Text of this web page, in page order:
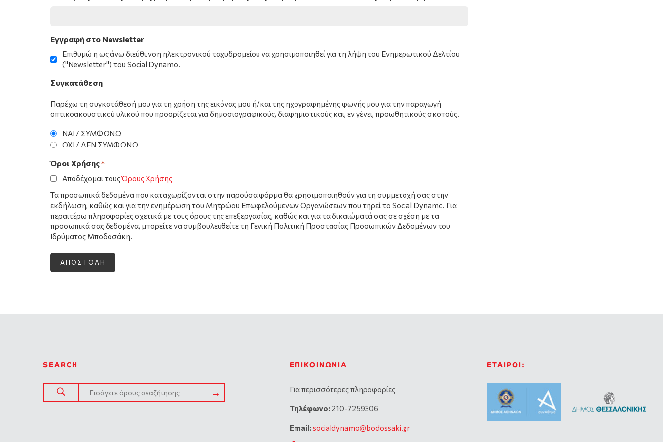
Εγγραφή στο Newsletter
Επιθυμώ η ως άνω διεύθυνση ηλεκτρονικού ταχυδρομείου να χρησιμοποιηθεί για τη λήψη του Ενημερωτικού Δελτίου
("Νewsletter") του Social Dynamo.
Συγκατάθεση
Παρέχω τη συγκατάθεσή μου για τη χρήση της εικόνας μου ή/και της ηχογραφημένης φωνής μου για την παραγωγή
οπτικοακουστικού υλικού που προορίζεται για δημοσιογραφικούς, διαφημιστικούς και, εν γένει, προωθητικούς σκοπούς.
ΝΑΙ / ΣΥΜΦΩΝΩ
ΟΧΙ / ΔΕΝ ΣΥΜΦΩΝΩ
Όροι Χρήσης *
Αποδέχομαι τουςΌρους Χρήσης
Τα προσωπικά δεδομένα που καταχωρίζονται στην παρούσα φόρμα θα χρησιμοποιηθούν για τη συμμετοχή σας στην
εκδήλωση, καθώς και για την ενημέρωση του Μητρώου Επωφελούμενων Οργανώσεων που τηρεί το Social Dynamo. Για
περαιτέρω πληροφορίες σχετικά με τους όρους της επεξεργασίας, καθώς και για τα δικαιώματά σας σε σχέση με τα
προσωπικά σας δεδομένα, μπορείτε να συμβουλευθείτε τη Γενική Πολιτική Προστασίας Προσωπικών Δεδομένων του
Ιδρύματος Μποδοσάκη.
SEARCH ΕΠΙΚΟΙΝΩΝΊΑ
Για περισσότερες πληροφορίες
Tηλέφωνο: 210-7259306
Email:socialdynamo@bodossaki.gr
ΕΤΑΙΡΟΙ: